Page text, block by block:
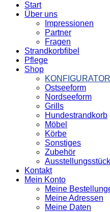
Start
Über uns
Impressionen
Partner
Fragen
Strandkorbfibel
Pflege
Shop
KONFIGURATOR
Ostseeform
Nordseeform
Grills
Hundestrandkorb
Möbel
Körbe
Sonstiges
Zubehör
Kontakt
Mein Konto
Meine
Meine Adressen
Meine Daten